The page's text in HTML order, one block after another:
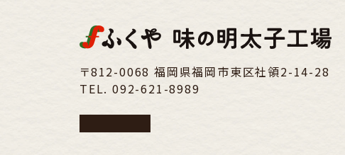
〒812-0068 福岡県福岡市東区社領2-14-28
TEL. 092-621-8989